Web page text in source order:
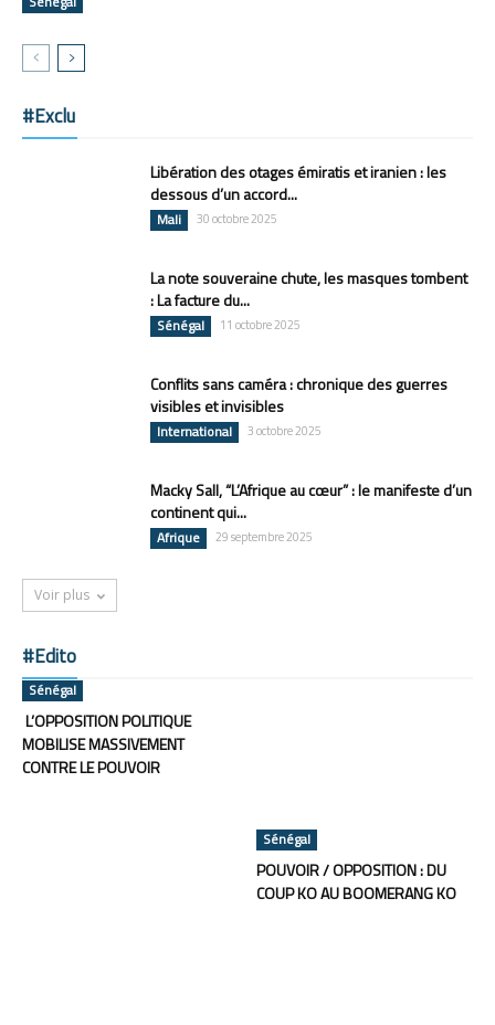
#Exclu
Libération des otages émiratis et iranien : les
dessous d’un accord...
Mali 30 octobre 2025
La note souveraine chute, les masques tombent
: La facture du...
Sénégal 11 octobre 2025
Conflits sans caméra : chronique des guerres
visibles et invisibles
International 3 octobre 2025
Macky Sall, “L’Afrique au cœur” : le manifeste d’un
continent qui...
Afrique 29 septembre 2025
Voir plus
#Edito
Sénégal
L’OPPOSITION POLITIQUE
MOBILISE MASSIVEMENT
CONTRE LE POUVOIR
Sénégal
POUVOIR / OPPOSITION : DU
COUP KO AU BOOMERANG KO